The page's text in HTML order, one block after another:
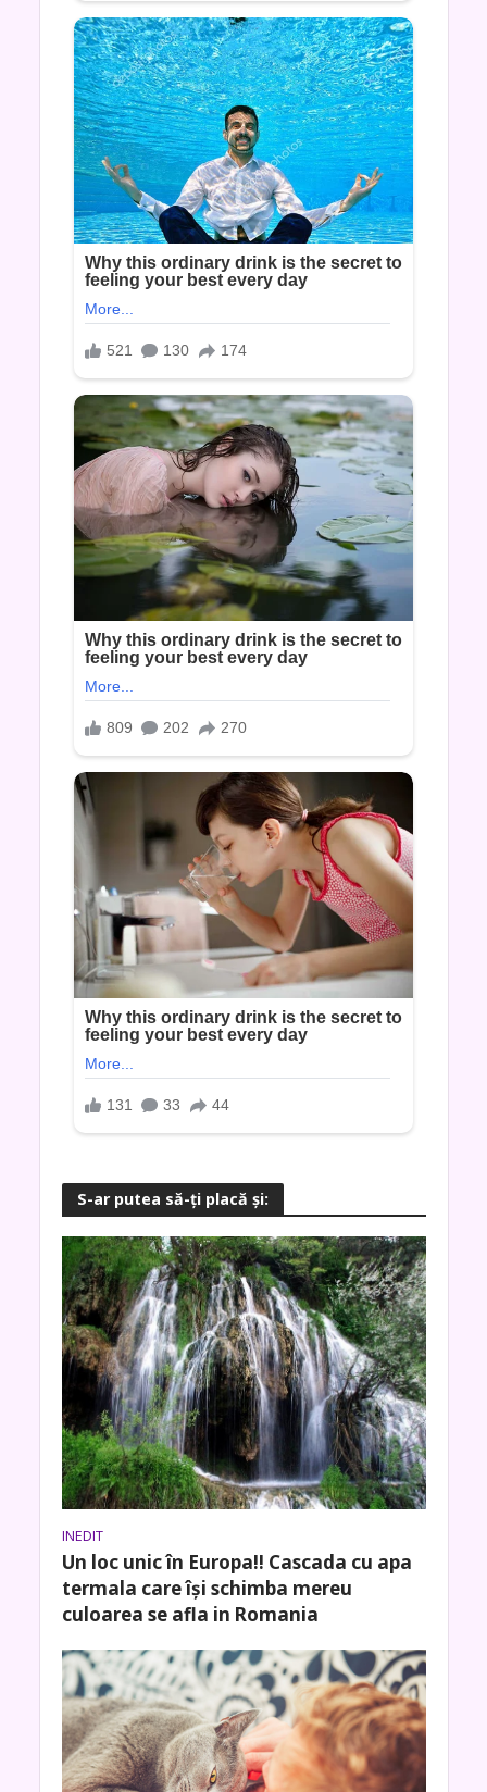
S-ar putea să-ţi placă şi:
INEDIT
Un loc unic în Europa!! Cascada cu apa
termala care își schimba mereu
culoarea se afla in Romania